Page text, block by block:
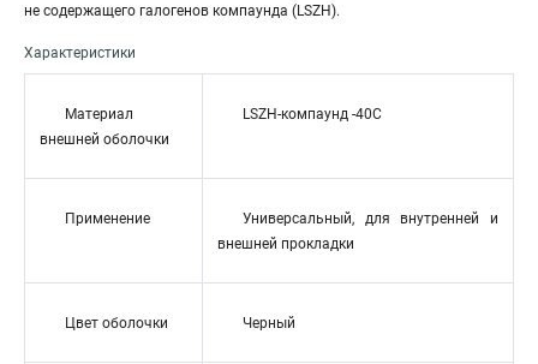
не содержащего галогенов компаунда (LSZH).
Характеристики
Материал
внешней оболочки
LSZH-компаунд -40С
Применение
Универсальный, для внутренней и
внешней прокладки
Цвет оболочки Черный